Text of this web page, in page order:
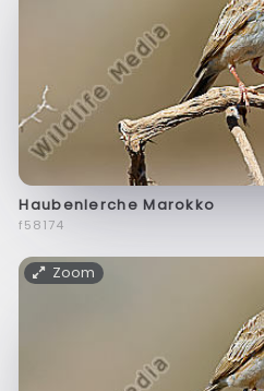
Haubenlerche Marokko
f58174
Zoom